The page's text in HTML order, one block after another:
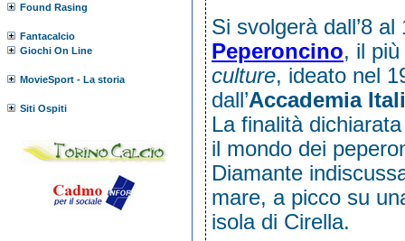
Found Rasing
Fantacalcio
Giochi On Line
MovieSport - La storia
Siti Ospiti
Si svolgerà dall’8
Peperoncino, il
culture, ideato nel
dall’Accademia
La finalità
il mondo dei
Diamante
mare, a picco su
isola di Cirella.